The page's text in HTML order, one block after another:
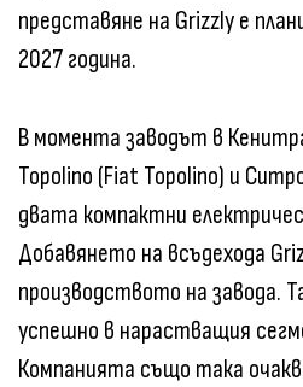
представяне на Grizzly е
2027 година.
В момента заводът в
Topolino (Fiat Topolino) и
двата компактни
Добавянето на всъдехода
производството на завода.
успешно в нарастващия
Компанията също така